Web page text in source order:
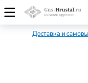
Доставка и